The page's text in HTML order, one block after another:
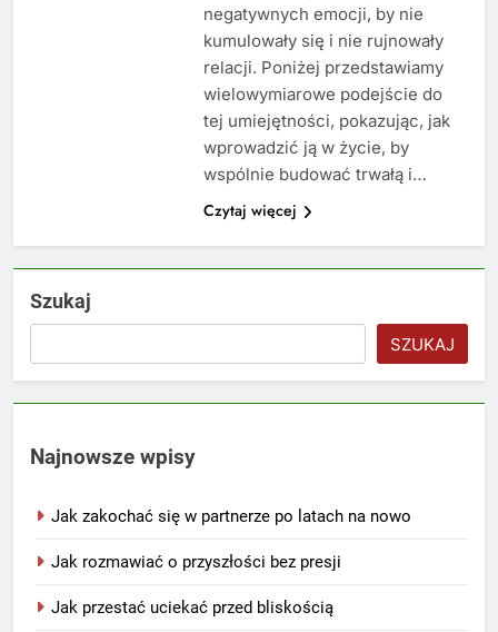
negatywnych emocji, by nie
kumulowały się i nie rujnowały
relacji. Poniżej przedstawiamy
wielowymiarowe podejście do
tej umiejętności, pokazując, jak
wprowadzić ją w życie, by
wspólnie budować trwałą i…
Czytaj więcej
Szukaj
SZUKAJ
Najnowsze wpisy
Jak zakochać się w partnerze po latach na nowo
Jak rozmawiać o przyszłości bez presji
Jak przestać uciekać przed bliskością